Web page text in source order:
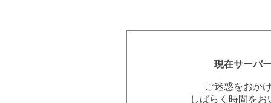
現在サーバ
ご迷惑をおか
しばらく時間を